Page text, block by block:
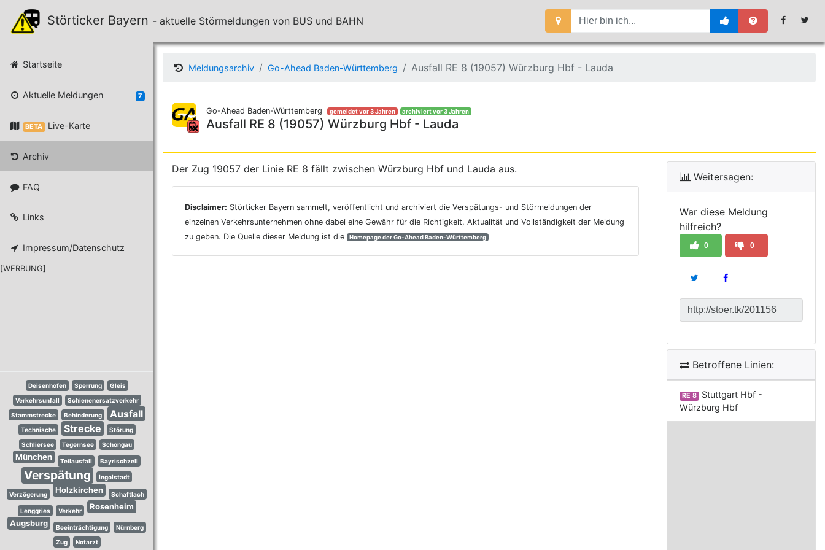
Störticker Bayern - aktuelle Störmeldungen von BUS und BAHN
Startseite
Aktuelle Meldungen 7
BETA Live-Karte
Archiv
FAQ
Links
Impressum/Datenschutz
[WERBUNG]
Deisenhofen Sperrung
Gleis
Verkehrsunfall
Schienenersatzverkehr
Stammstrecke
Behinderung Ausfall
Technische Strecke
Störung
Schliersee
Tegernsee Schongau
München Teilausfall Bayrischzell
Verspätung Ingolstadt
Verzögerung Holzkirchen Schaftlach
Lenggries Verkehr
Rosenheim
Augsburg
Beeinträchtigung
Nürnberg
Zug
Notarzt
Meldungsarchiv Go-Ahead Baden-Württemberg Ausfall RE 8 (19057) Würzburg Hbf - Lauda
Go-Ahead Baden-Württemberg gemeldet vor 3 Jahren archiviert vor 3 Jahren
Ausfall RE 8 (19057) Würzburg Hbf - Lauda
Der Zug 19057 der Linie RE 8 fällt zwischen Würzburg Hbf und Lauda aus.
Disclaimer: Störticker Bayern sammelt, veröffentlicht und archiviert die Verspätungs- und Störmeldungen der
einzelnen Verkehrsunternehmen ohne dabei eine Gewähr für die Richtigkeit, Aktualität und Vollständigkeit der Meldung
zu geben. Die Quelle dieser Meldung ist die
Homepage der Go-Ahead Baden-Württemberg
Weitersagen:
War diese Meldung
hilfreich?
0 0
Betroffene Linien:
RE 8
Stuttgart Hbf -
Würzburg Hbf